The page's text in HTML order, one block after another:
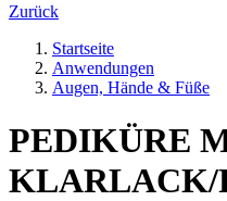
Zurück
Startseite
Anwendungen
Augen, Hände & Füße
PEDIKÜRE
KLARLACK/